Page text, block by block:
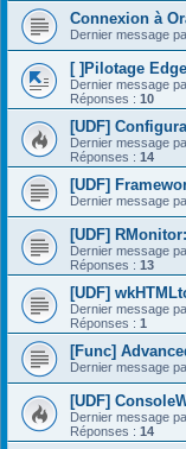
Connexion à
Dernier message
[ ]Pilotage
Dernier message
Réponses : 10
[UDF]
Dernier message
Réponses : 14
[UDF]
Dernier message
[UDF]
Dernier message
Réponses : 13
[UDF]
Dernier message
Réponses : 1
[Func]
Dernier message
[UDF]
Dernier message
Réponses : 14